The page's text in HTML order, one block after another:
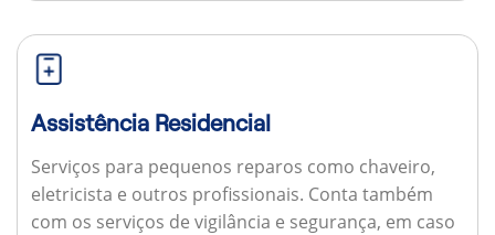
Assistência Residencial
Serviços para pequenos reparos como chaveiro,
eletricista e outros profissionais. Conta também
com os serviços de vigilância e segurança, em caso